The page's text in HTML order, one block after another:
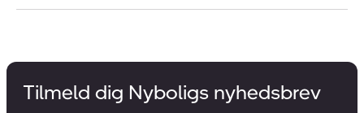
Tilmeld dig Nyboligs nyhedsbrev